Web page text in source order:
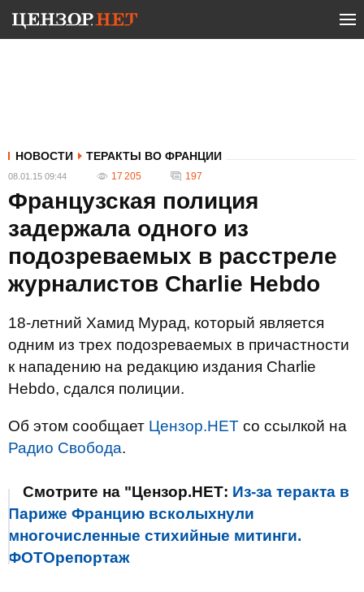
НОВОСТИ ТЕРАКТЫ ВО ФРАНЦИИ
08.01.15 09:44 17 205 197
Французская полиция
задержала одного из
подозреваемых в расстреле
журналистов Charlie Hebdo
18-летний Хамид Мурад, который является
одним из трех подозреваемых в причастности
к нападению на редакцию издания Charlie
Hebdo, сдался полиции.
Об этом сообщает Цензор.НЕТ со ссылкой на
Радио Свобода.
Смотрите на "Цензор.НЕТ: Из-за теракта в
Париже Францию всколыхнули
многочисленные стихийные митинги.
ФОТОрепортаж